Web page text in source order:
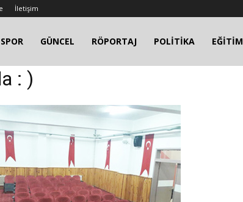
İletişim
SPOR GÜNCEL RÖPORTAJ POLİTİKA EĞİTİM
: )